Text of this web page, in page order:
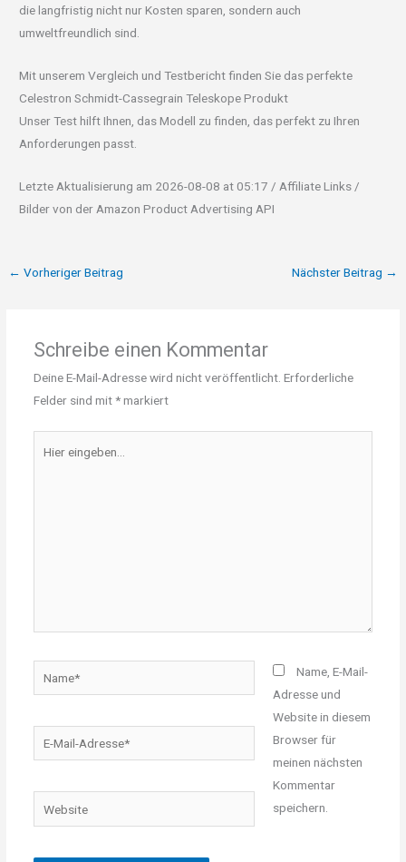
die langfristig nicht nur Kosten sparen, sondern auch
umweltfreundlich sind.
Mit unserem Vergleich und Testbericht finden Sie das perfekte
Celestron Schmidt-Cassegrain Teleskope Produkt
Unser Test hilft Ihnen, das Modell zu finden, das perfekt zu Ihren
Anforderungen passt.
Letzte Aktualisierung am 2026-08-08 at 05:17 / Affiliate Links /
Bilder von der Amazon Product Advertising API
← Vorheriger Beitrag Nächster Beitrag →
Schreibe einen Kommentar
Deine E-Mail-Adresse wird nicht veröffentlicht. Erforderliche
Felder sind mit*markiert
eingeben…
Mail-
Website
Name, E-Mail-
Adresse und
Website in diesem
Browser für
meinen nächsten
Kommentar
speichern.